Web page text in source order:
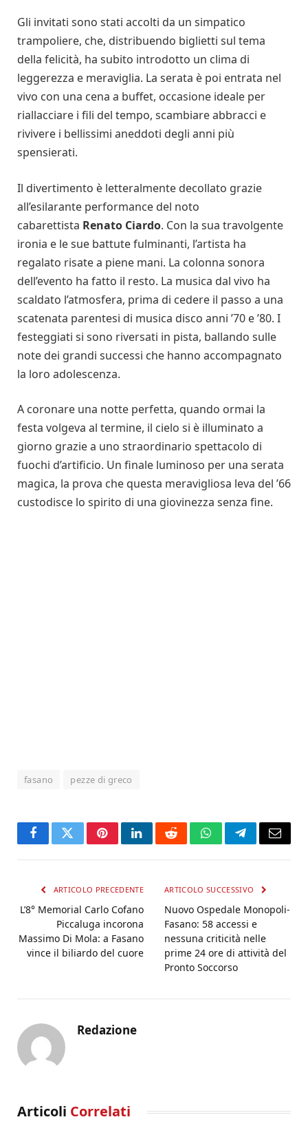
Gli invitati sono stati accolti da un simpatico
trampoliere, che, distribuendo biglietti sul tema
della felicità, ha subito introdotto un clima di
leggerezza e meraviglia. La serata è poi entrata nel
vivo con una cena a buffet, occasione ideale per
riallacciare i fili del tempo, scambiare abbracci e
rivivere i bellissimi aneddoti degli anni più
spensierati.
Il divertimento è letteralmente decollato grazie
all’esilarante performance del noto
cabarettista Renato Ciardo. Con la sua travolgente
ironia e le sue battute fulminanti, l’artista ha
regalato risate a piene mani. La colonna sonora
dell’evento ha fatto il resto. La musica dal vivo ha
scaldato l’atmosfera, prima di cedere il passo a una
scatenata parentesi di musica disco anni ’70 e ’80. I
festeggiati si sono riversati in pista, ballando sulle
note dei grandi successi che hanno accompagnato
la loro adolescenza.
A coronare una notte perfetta, quando ormai la
festa volgeva al termine, il cielo si è illuminato a
giorno grazie a uno straordinario spettacolo di
fuochi d’artificio. Un finale luminoso per una serata
magica, la prova che questa meravigliosa leva del ’66
custodisce lo spirito di una giovinezza senza fine.
fasano pezze di greco
FacebookTwitterPinterestLinkedInRedditWhatsAppTelegramEmail
ARTICOLO PRECEDENTE
L’8° Memorial Carlo Cofano
Piccaluga incorona
Massimo Di Mola: a Fasano
vince il biliardo del cuore
ARTICOLO SUCCESSIVO
Nuovo Ospedale Monopoli-
Fasano: 58 accessi e
nessuna criticità nelle
prime 24 ore di attività del
Pronto Soccorso
Redazione
Articoli Correlati